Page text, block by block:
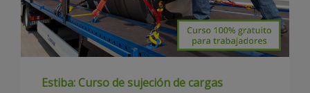
Estiba: Curso de sujeción de cargas